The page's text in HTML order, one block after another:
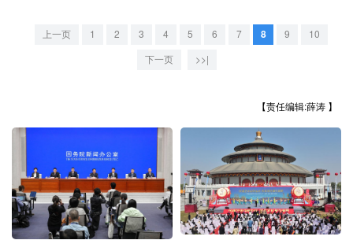
广西 海南
黑龙江
多语种频道
上一页 1 2 3 4 5 6 7 8 9 10
下一页 >>|
【责任编辑:薛涛 】